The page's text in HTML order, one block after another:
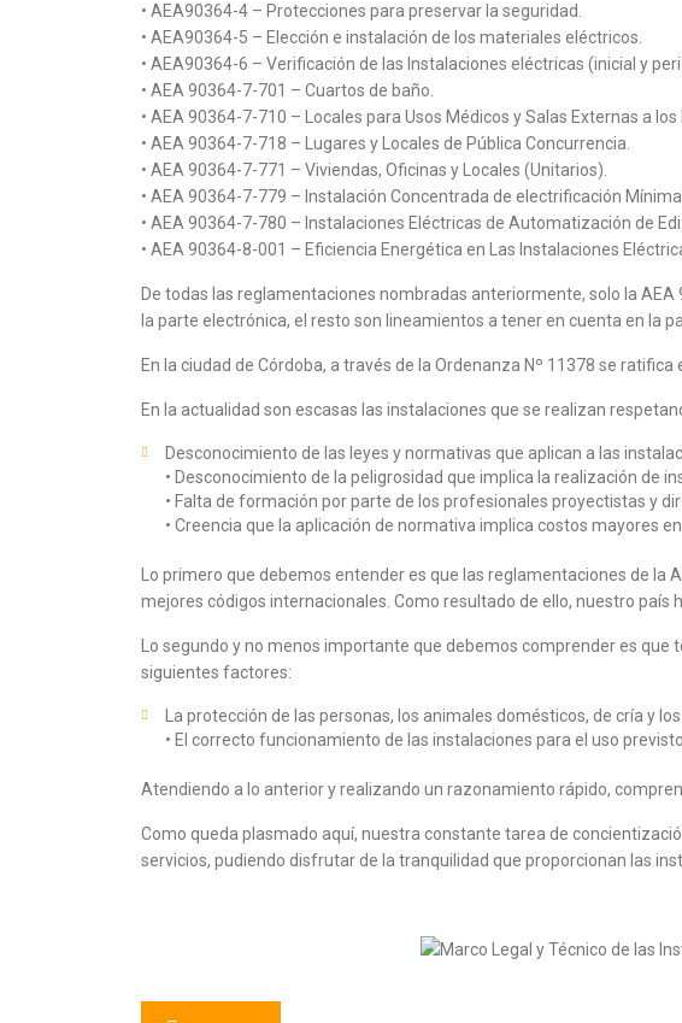
• AEA90364-4 – Protecciones para preservar la seguridad.
• AEA90364-5 – Elección e instalación de los materiales eléctricos.
• AEA90364-6 – Verificación de las Instalaciones eléctricas (inicial y
• AEA 90364-7-701 – Cuartos de baño.
• AEA 90364-7-710 – Locales para Usos Médicos y Salas Externas a los
• AEA 90364-7-718 – Lugares y Locales de Pública Concurrencia.
• AEA 90364-7-771 – Viviendas, Oficinas y Locales (Unitarios).
• AEA 90364-7-779 – Instalación Concentrada de electrificación Mínima.
• AEA 90364-7-780 – Instalaciones Eléctricas de Automatización de
• AEA 90364-8-001 – Eficiencia Energética en Las Instalaciones
De todas las reglamentaciones nombradas anteriormente, solo la
la parte electrónica, el resto son lineamientos a tener en cuenta en la
En la ciudad de Córdoba, a través de la Ordenanza Nº 11378 se
En la actualidad son escasas las instalaciones que se realizan
Desconocimiento de las leyes y normativas que aplican a las
• Desconocimiento de la peligrosidad que implica la realización de
• Falta de formación por parte de los profesionales proyectistas y
• Creencia que la aplicación de normativa implica costos mayores
Lo primero que debemos entender es que las reglamentaciones de
mejores códigos internacionales. Como resultado de ello, nuestro país
Lo segundo y no menos importante que debemos comprender es
siguientes factores:
La protección de las personas, los animales domésticos, de cría y los
• El correcto funcionamiento de las instalaciones para el uso previsto.
Atendiendo a lo anterior y realizando un razonamiento rápido,
Como queda plasmado aquí, nuestra constante tarea de
servicios, pudiendo disfrutar de la tranquilidad que proporcionan las